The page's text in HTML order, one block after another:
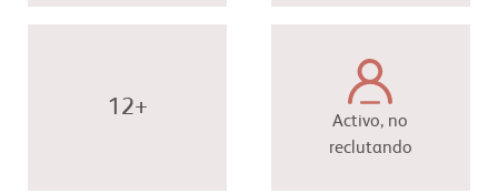
12+
Activo, no
reclutando